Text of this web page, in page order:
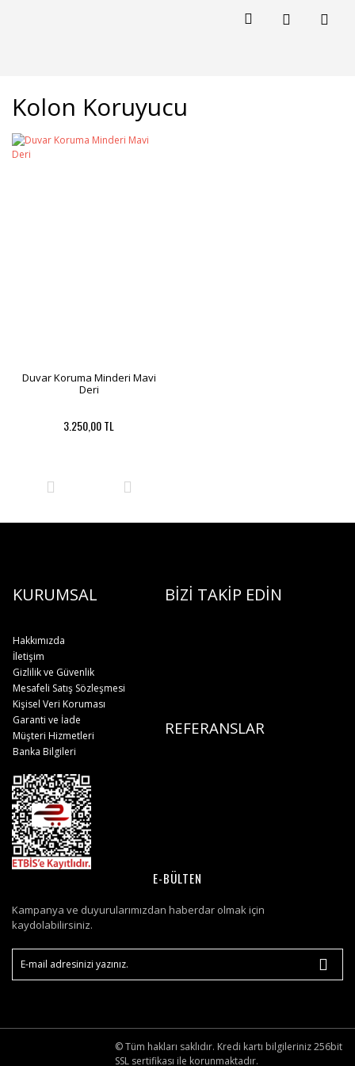
Kolon Koruyucu
Duvar Koruma Minderi Mavi
Deri
3.250,00 TL
KURUMSAL BİZİ TAKİP EDİN
Hakkımızda
İletişim
Gizlilik ve Güvenlik
Mesafeli Satış Sözleşmesi
Kişisel Veri Koruması
REFERANSLAR
Garanti ve İade
Müşteri Hizmetleri
Banka Bilgileri
E-BÜLTEN
Kampanya ve duyurularımızdan haberdar olmak için
kaydolabilirsiniz.
© Tüm hakları saklıdır. Kredi kartı bilgileriniz 256bit
SSL sertifikası ile korunmaktadır.